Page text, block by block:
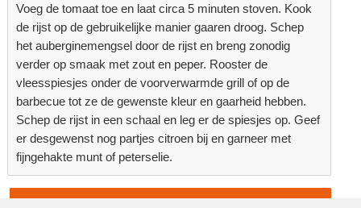
Voeg de tomaat toe en laat circa 5 minuten stoven. Kook
de rijst op de gebruikelijke manier gaaren droog. Schep
het auberginemengsel door de rijst en breng zonodig
verder op smaak met zout en peper. Rooster de
vleesspiesjes onder de voorverwarmde grill of op de
barbecue tot ze de gewenste kleur en gaarheid hebben.
Schep de rijst in een schaal en leg er de spiesjes op. Geef
er desgewenst nog partjes citroen bij en garneer met
fijngehakte munt of peterselie.